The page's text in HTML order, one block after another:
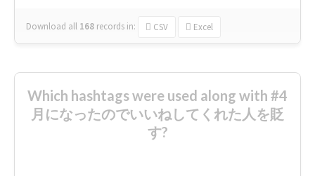
Download all 168 records in: CSV Excel
Which hashtags were used along with #4
月になったのでいいねしてくれた人を貶
す?